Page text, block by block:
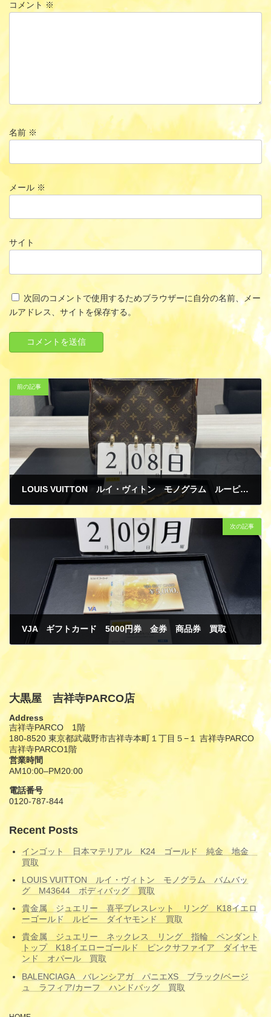
コメント ※
名前 ※
メール ※
サイト
次回のコメントで使用するためブラウザーに自分の名前、メー
ルアドレス、サイトを保存する。
前の記事
LOUIS VUITTON ルイ・ヴィトン モノグラム ルーピングMM M51146 ショルダーバッグ 貴金属 ジュエリー K18 イエローゴールド ネックレス 買取
次の記事
VJA ギフトカード 5000円券 金券 商品券 買取
大黒屋 吉祥寺PARCO店
Address
吉祥寺PARCO 1階
180-8520 東京都武蔵野市吉祥寺本町１丁目５−１ 吉祥寺PARCO
吉祥寺PARCO1階
営業時間
AM10:00–PM20:00
電話番号
0120-787-844
Recent Posts
インゴット 日本マテリアル K24 ゴールド 純金 地金
買取
LOUIS VUITTON ルイ・ヴィトン モノグラム バムバッ
グ M43644 ボディバッグ 買取
貴金属 ジュエリー 喜平ブレスレット リング K18イエロ
ーゴールド ルビー ダイヤモンド 買取
貴金属 ジュエリー ネックレス リング 指輪 ペンダント
トップ K18イエローゴールド ピンクサファイア ダイヤモ
ンド オパール 買取
BALENCIAGA バレンシアガ パニエXS ブラック/ベージ
ュ ラフィア/カーフ ハンドバッグ 買取